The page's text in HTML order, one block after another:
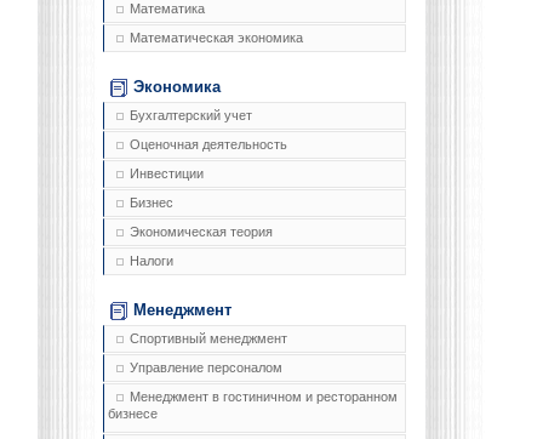
Математика
Математическая экономика
Экономика
Бухгалтерский учет
Оценочная деятельность
Инвестиции
Бизнес
Экономическая теория
Налоги
Менеджмент
Спортивный менеджмент
Управление персоналом
Менеджмент в гостиничном и ресторанном
бизнесе